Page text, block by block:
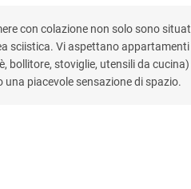
con colazione non solo sono
sciistica. Vi aspettano
bollitore, stoviglie, utensili da
piacevole sensazione di spazio.